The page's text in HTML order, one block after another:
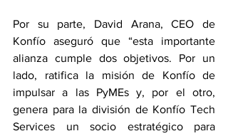
Por su parte, David Arana, CEO de
Konfío aseguró que “esta importante
alianza cumple dos objetivos. Por un
lado, ratifica la misión de Konfío de
impulsar a las PyMEs y, por el otro,
genera para la división de Konfío Tech
Services un socio estratégico para